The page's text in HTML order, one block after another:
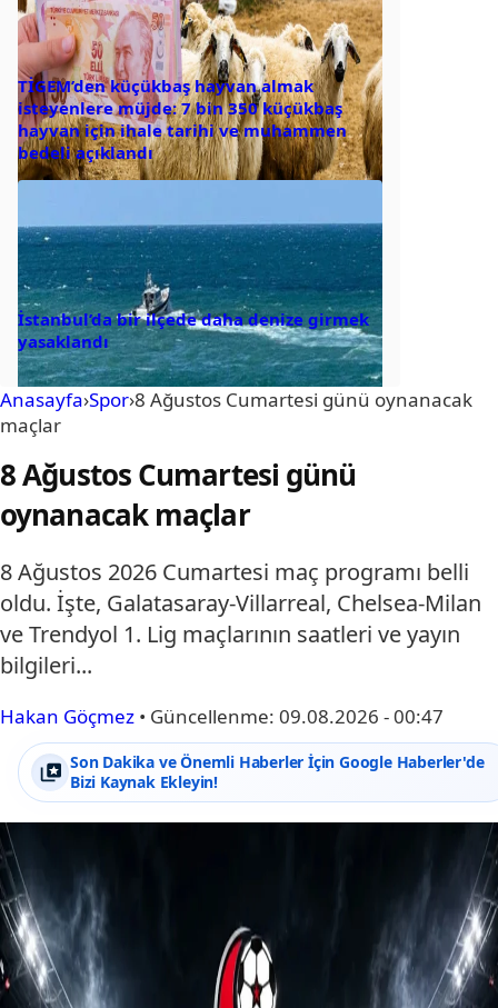
TİGEM’den küçükbaş hayvan almak
isteyenlere müjde: 7 bin 350 küçükbaş
hayvan için ihale tarihi ve muhammen
bedeli açıklandı
İstanbul’da bir ilçede daha denize girmek
yasaklandı
Anasayfa›Spor›8 Ağustos Cumartesi günü oynanacak
maçlar
8 Ağustos Cumartesi günü
oynanacak maçlar
8 Ağustos 2026 Cumartesi maç programı belli
oldu. İşte, Galatasaray-Villarreal, Chelsea-Milan
ve Trendyol 1. Lig maçlarının saatleri ve yayın
bilgileri...
Hakan Göçmez • Güncellenme: 09.08.2026 - 00:47
Son Dakika ve Önemli Haberler İçin Google Haberler'de
Bizi Kaynak Ekleyin!